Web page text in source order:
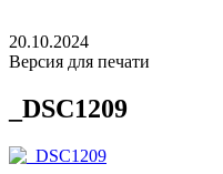
20.10.2024
Версия для печати
_DSC1209